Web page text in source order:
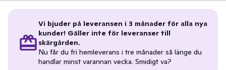
Vi bjuder på leveransen i 3 månader för alla nya
kunder! Gäller inte för leveranser till
skärgården.
Nu får du fri hemleverans i tre månader så länge du
handlar minst varannan vecka. Smidigt va?